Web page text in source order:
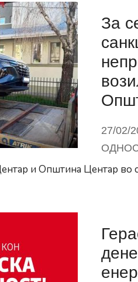
За
27/02/
и Општина Центар во